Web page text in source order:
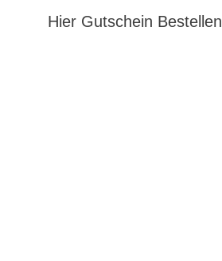
Hier Gutschein Bestellen